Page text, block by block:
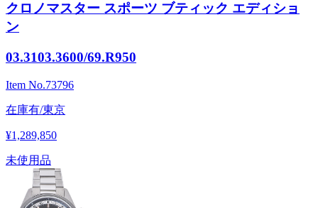
クロノマスター スポーツ ブティック エディショ
ン
03.3103.3600/69.R950
Item No.73796
在庫有/東京
¥1,289,850
未使用品